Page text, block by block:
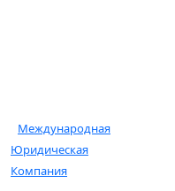
Международная
Юридическая
Компания